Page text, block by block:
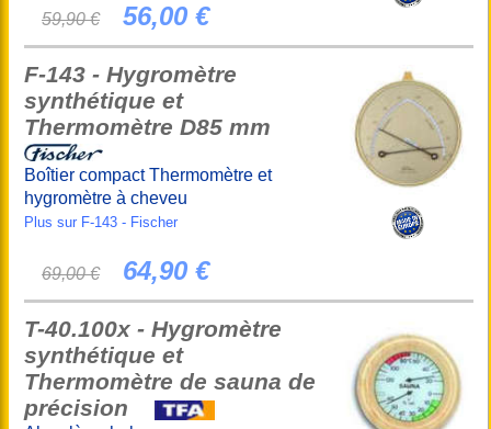
59,90 € 56,00 €
F-143 - Hygromètre
synthétique et
Thermomètre D85 mm
Boîtier compact Thermomètre et
hygromètre à cheveu
Plus sur F-143 - Fischer
69,00 € 64,90 €
T-40.100x - Hygromètre
synthétique et
Thermomètre de sauna de
précision